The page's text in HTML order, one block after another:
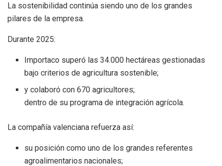
La sostenibilidad continúa siendo uno de los grandes
pilares de la empresa.
Durante 2025:
Importaco superó las 34.000 hectáreas gestionadas
bajo criterios de agricultura sostenible;
y colaboró con 670 agricultores;
dentro de su programa de integración agrícola.
La compañía valenciana refuerza así:
su posición como uno de los grandes referentes
agroalimentarios nacionales;